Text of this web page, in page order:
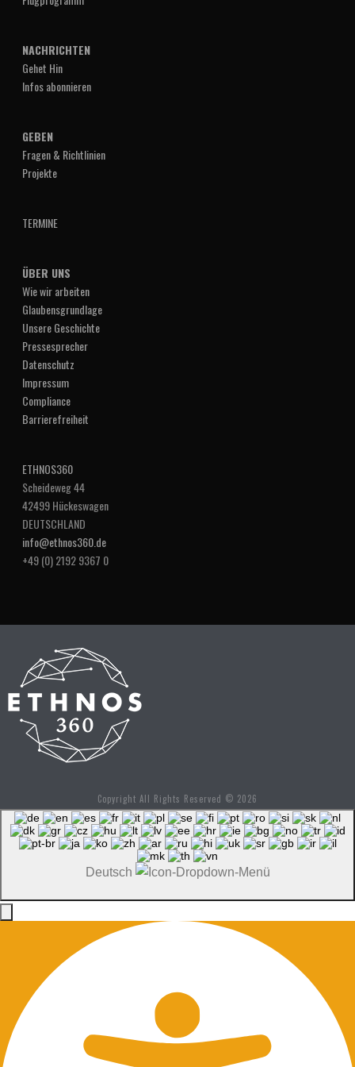
NACHRICHTEN
Gehet Hin
Infos abonnieren
GEBEN
Fragen & Richtlinien
Projekte
TERMINE
ÜBER UNS
Wie wir arbeiten
Glaubensgrundlage
Unsere Geschichte
Pressesprecher
Datenschutz
Impressum
Compliance
Barrierefreiheit
ETHNOS360
Scheideweg 44
42499 Hückeswagen
DEUTSCHLAND
info@ethnos360.de
+49 (0) 2192 9367 0
Copyright All Rights Reserved © 2026
Deutsch